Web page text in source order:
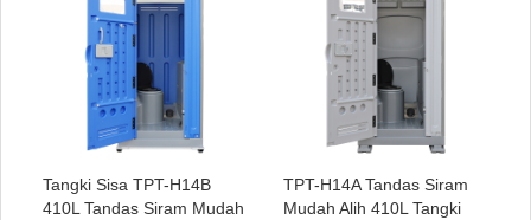
Tangki Sisa TPT-H14B
410L Tandas Siram Mudah
TPT-H14A Tandas Siram
Mudah Alih 410L Tangki